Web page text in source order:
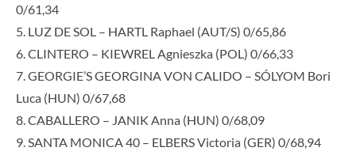
0/61,34
5. LUZ DE SOL – HARTL Raphael (AUT/S) 0/65,86
6. CLINTERO – KIEWREL Agnieszka (POL) 0/66,33
7. GEORGIE’S GEORGINA VON CALIDO – SÓLYOM Bori
Luca (HUN) 0/67,68
8. CABALLERO – JANIK Anna (HUN) 0/68,09
9. SANTA MONICA 40 – ELBERS Victoria (GER) 0/68,94